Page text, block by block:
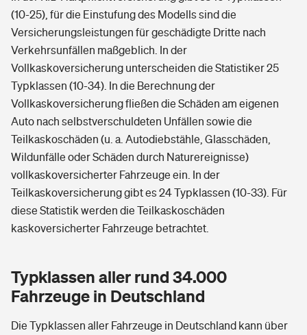
(10-25), für die Einstufung des Modells sind die
Versicherungsleistungen für geschädigte Dritte nach
Verkehrsunfällen maßgeblich. In der
Vollkaskoversicherung unterscheiden die Statistiker 25
Typklassen (10-34). In die Berechnung der
Vollkaskoversicherung fließen die Schäden am eigenen
Auto nach selbstverschuldeten Unfällen sowie die
Teilkaskoschäden (u. a. Autodiebstähle, Glasschäden,
Wildunfälle oder Schäden durch Naturereignisse)
vollkaskoversicherter Fahrzeuge ein. In der
Teilkaskoversicherung gibt es 24 Typklassen (10-33). Für
diese Statistik werden die Teilkaskoschäden
kaskoversicherter Fahrzeuge betrachtet.
Typklassen aller rund 34.000
Fahrzeuge in Deutschland
Die Typklassen aller Fahrzeuge in Deutschland kann über